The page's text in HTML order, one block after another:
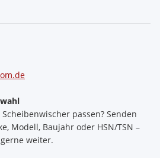
passen? Senden
Modell, Baujahr oder HSN/TSN –
weiter.